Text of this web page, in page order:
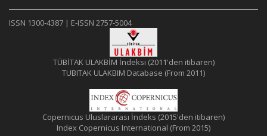
ISSN 1300-4387 | E-ISSN 2757-5004
TÜBİTAK ULAKBİM İndeksi (2011'den itibaren)
TUBITAK ULAKBIM Database (From 2011)
Copernicus Uluslararası İndeks (2015'den itibaren)
Index Copernicus International (From 2015)